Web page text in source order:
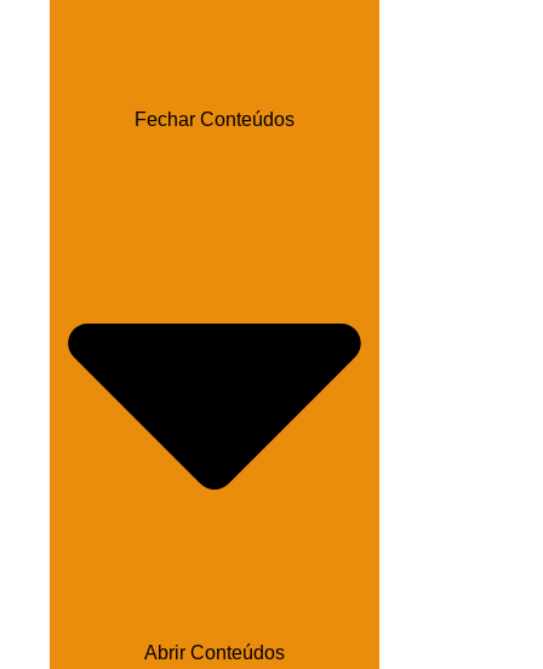
Fechar Conteúdos
Abrir Conteúdos